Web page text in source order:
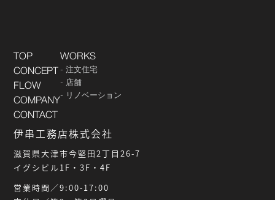
TOP
CONCEPT
FLOW
COMPANY
CONTACT
WORKS
注文住宅
店舗
リノベーション
伊串工務店株式会社
滋賀県大津市今堅田2丁目26-7
イグシビル1F・3F・4F
営業時間／9:00-17:00